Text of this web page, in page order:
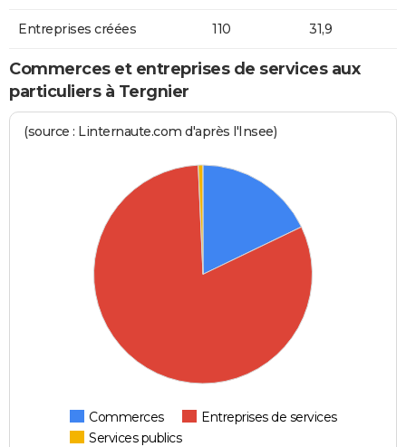
Entreprises créées 110 31,9
Commerces et entreprises de services aux
particuliers à Tergnier
(source : Linternaute.com d'après l'Insee)
Commerces
Entreprises de services
Services publics